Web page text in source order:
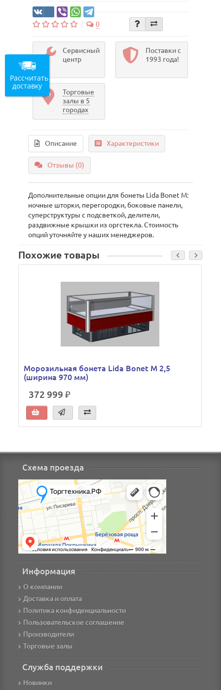
0
Сервисный
центр
Поставки с
1993 года!
Торговые
залы в 5
городах
Описание Характеристики
Отзывы (0)
Дополнительные опции для бонеты Lida Bonet М:
ночные шторки, перегородки, боковые панели,
суперструктуры с подсветкой, делители,
раздвижные крышки из оргстекла. Стоимость
опций уточняйте у наших менеджеров.
Похожие товары
Морозильная бонета Lida Bonet М 2,5
(ширина 970 мм)
372 999 ₽
Схема проезда
Информация
О компании
Доставка и оплата
Политика конфиденциальности
Пользовательское соглашение
Производители
Торговые залы
Служба поддержки
Новинки
Рассчитать
доставку